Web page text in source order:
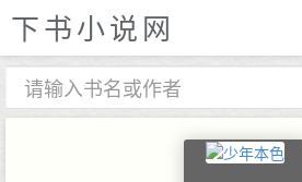
下书小说网